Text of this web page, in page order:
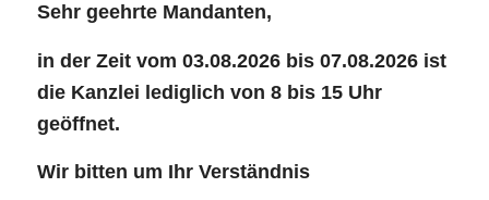
Sehr geehrte Mandanten,
in der Zeit vom 03.08.2026 bis 07.08.2026 ist
die Kanzlei lediglich von 8 bis 15 Uhr
geöffnet.
Wir bitten um Ihr Verständnis